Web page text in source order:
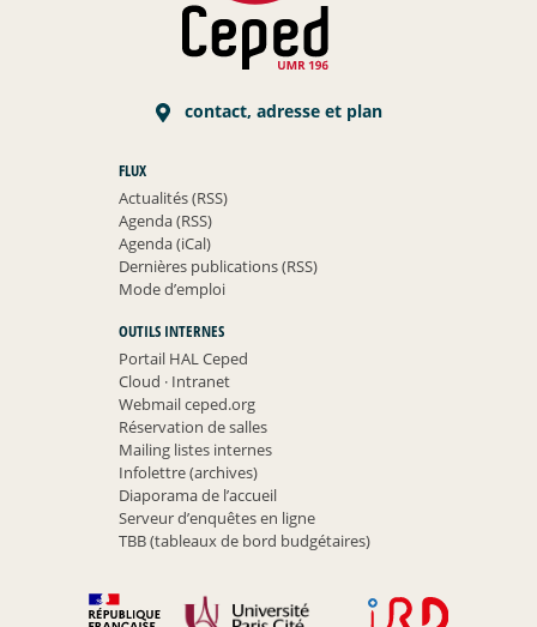
contact, adresse et plan
FLUX
Actualités (RSS)
Agenda (RSS)
Agenda (iCal)
Dernières publications (RSS)
Mode d’emploi
OUTILS INTERNES
Portail HAL Ceped
Cloud ·Intranet
Webmail ceped.org
Réservation de salles
Mailing listes internes
Infolettre (archives)
Diaporama de l’accueil
Serveur d’enquêtes en ligne
TBB (tableaux de bord budgétaires)